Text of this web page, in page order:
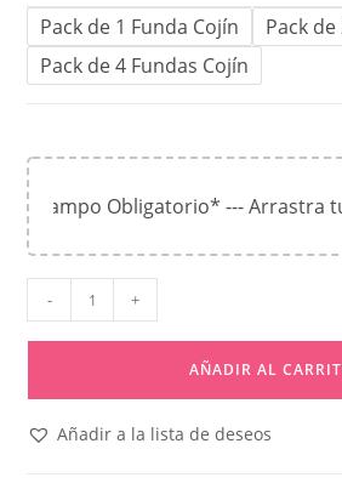
Pack de 1 Funda Cojín
Pack
Pack de 4 Fundas Cojín
*Campo Obligatorio* --- Arrastra
- +
AÑADIR AL
Añadir a la lista de deseos